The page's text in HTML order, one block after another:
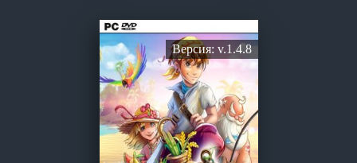
Версия: v.1.4.8